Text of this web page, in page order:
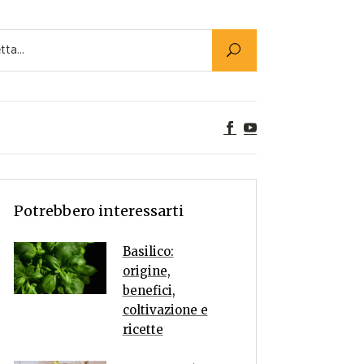
Utility
Alimenti
Rumors
Potrebbero interessarti
Basilico:
origine,
benefici,
coltivazione e
ricette